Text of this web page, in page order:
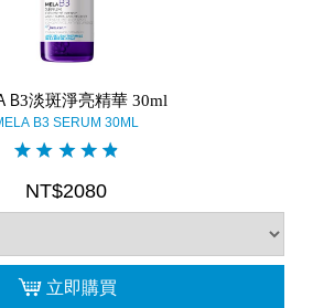
B3淡斑淨亮精華 30ml
B3 SERUM 30ML
NT$2080
立即購買